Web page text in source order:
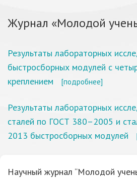
Журнал «Молодой
Результаты лабораторных
быстросборных модулей с
креплением
[подробнее]
Результаты лабораторных
сталей по ГОСТ 380–2005 и
2013 быстросборных модулей
Научный журнал “Молодой